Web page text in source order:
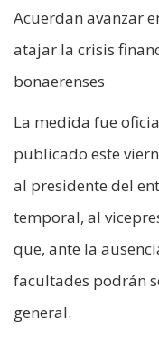
Acuerdan avanzar
atajar la crisis
bonaerenses
La medida fue
publicado este
al presidente del
temporal, al
que, ante la
facultades podrán
general.